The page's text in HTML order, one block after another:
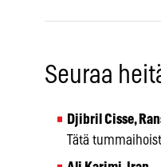
Seuraa
Djibril Cisse,
Tätä